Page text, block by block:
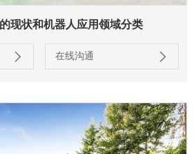
现状和机器人应用领域分类
在线沟通